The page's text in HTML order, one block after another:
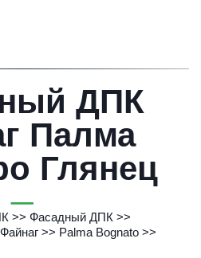
ДПК
Палма
Глянец
>> Фасадный ДПК
>> Palma Bognato